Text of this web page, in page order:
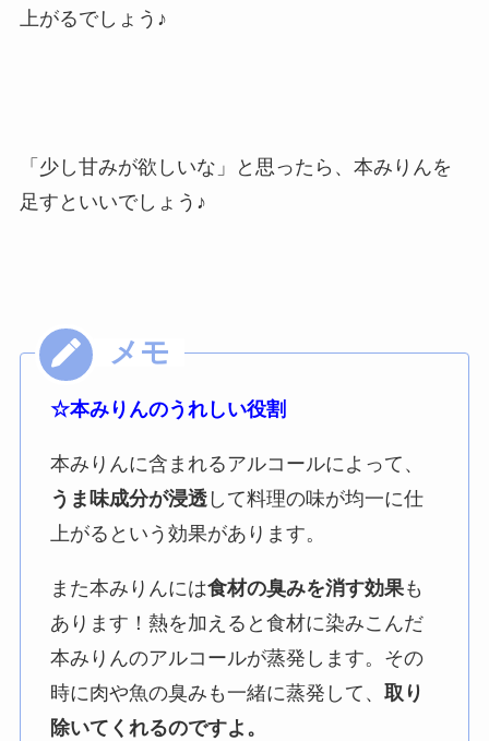
上がるでしょう♪
「少し甘みが欲しいな」と思ったら、本みりんを
足すといいでしょう♪
☆本みりんのうれしい役割
本みりんに含まれるアルコールによって、
うま味成分が浸透して料理の味が均一に仕
上がるという効果があります。
また本みりんには食材の臭みを消す効果も
あります！熱を加えると食材に染みこんだ
本みりんのアルコールが蒸発します。その
時に肉や魚の臭みも一緒に蒸発して、 取り
除いてくれるのですよ。